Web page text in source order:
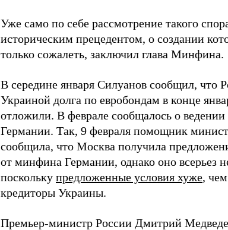
Уже само по себе рассмотрение такого
историческим прецедентом, о создании
только сожалеть, заключил глава Минфина.
В середине января Силуанов сообщил, что
Украиной долга по евробондам в конце
отложили. В феврале сообщалось о ведении
Германии. Так, 9 февраля помощник
сообщила, что Москва получила
от минфина Германии, однако оно всерьез
поскольку предложенные условия хуже,
кредиторы Украины.
Премьер-министр России Дмитрий